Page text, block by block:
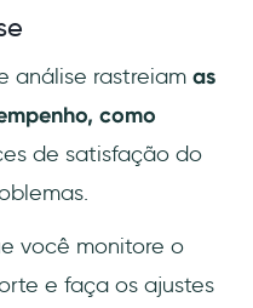
análise rastreiam as
como
de satisfação do
você monitore o
e faça os ajustes